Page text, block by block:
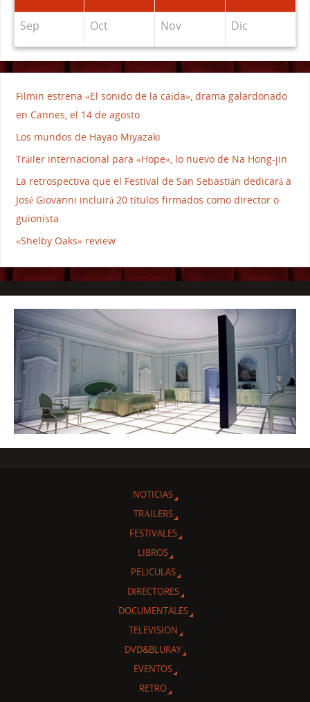
Sep Oct Nov Dic
Filmin estrena «El sonido de la caída», drama galardonado
en Cannes, el 14 de agosto
Los mundos de Hayao Miyazaki
Tráiler internacional para «Hope», lo nuevo de Na Hong-jin
La retrospectiva que el Festival de San Sebastián dedicará a
José Giovanni incluirá 20 títulos firmados como director o
guionista
«Shelby Oaks» review
NOTICIAS
TRÁILERS
FESTIVALES
LIBROS
PELICULAS
DIRECTORES
DOCUMENTALES
TELEVISION
DVD&BLURAY
EVENTOS
RETRO